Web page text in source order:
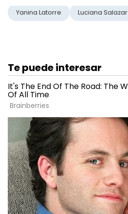
Yanina Latorre Luciana Salazar